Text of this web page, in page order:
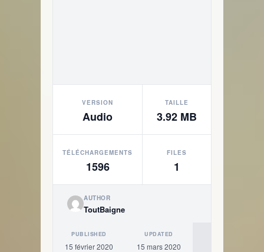
VERSION
Audio
TAILLE
3.92 MB
TÉLÉCHARGEMENTS
1596
FILES
1
AUTHOR
ToutBaigne
PUBLISHED
15 février 2020
UPDATED
15 mars 2020